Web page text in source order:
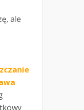
ale